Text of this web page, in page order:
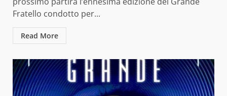
Fratello condotto per...
Read More